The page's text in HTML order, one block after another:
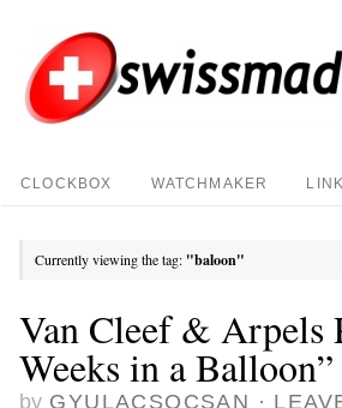
CLOCKBOX WATCHMAKER
Currently viewing the tag: "baloon"
Van Cleef & Arpels
Weeks in a Balloon”
by GYULACSOCSAN ·